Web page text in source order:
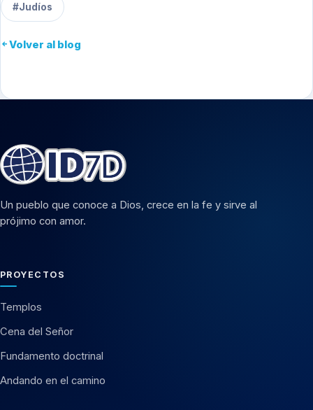
#Judíos
Volver al blog
Un pueblo que conoce a Dios, crece en la fe y sirve al
prójimo con amor.
PROYECTOS
Templos
Cena del Señor
Fundamento doctrinal
Andando en el camino